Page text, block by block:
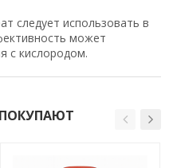
следует использовать в
может
с кислородом.